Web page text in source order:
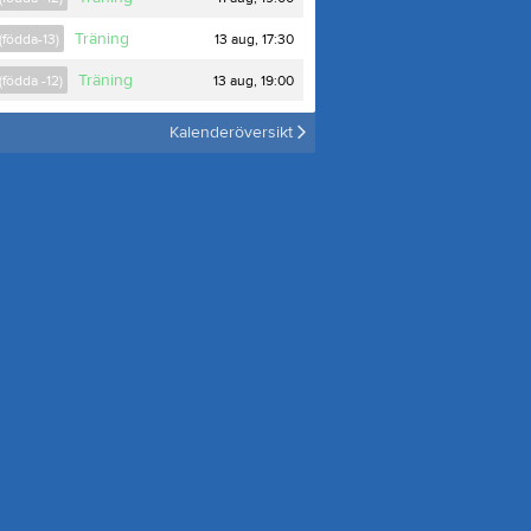
13) Träning 13 aug, 17:30
-12) Träning 13 aug, 19:00
Kalenderöversikt